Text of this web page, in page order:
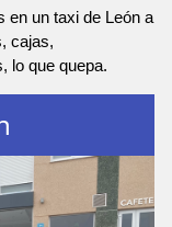
en un taxi de León a
cajas,
lo que quepa.